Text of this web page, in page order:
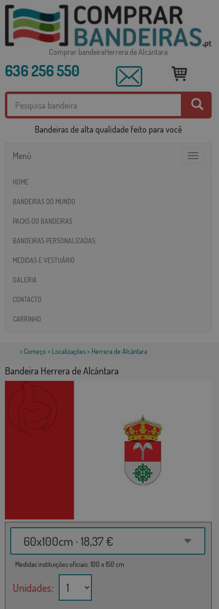
Comprar bandeiraHerrera de Alcántara
636 256 550
Bandeiras de alta qualidade feito para você
Toggle
Menú
HOME
BANDEIRAS DO MUNDO
PACKS DO BANDEIRAS
BANDEIRAS PERSONALIZADAS
MEDIDAS E VESTUÁRIO
GALERIA
CONTACTO
CARRINHO
> Começo > Localizações> Herrera de Alcántara
Bandeira Herrera de Alcántara
60x100cm · 18,37 €
Medidas instituições oficiais: 100 x 150 cm
Unidades: